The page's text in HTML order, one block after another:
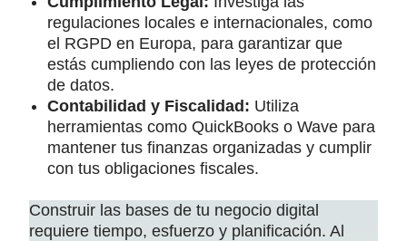
regulaciones locales e internacionales, como
el RGPD en Europa, para garantizar que
estás cumpliendo con las leyes de protección
de datos.
Contabilidad y Fiscalidad: Utiliza
herramientas como QuickBooks o Wave para
mantener tus finanzas organizadas y cumplir
con tus obligaciones fiscales.
Construir las bases de tu negocio digital
requiere tiempo, esfuerzo y planificación. Al